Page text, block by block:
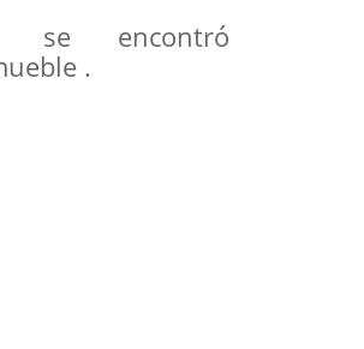
se encontró
.